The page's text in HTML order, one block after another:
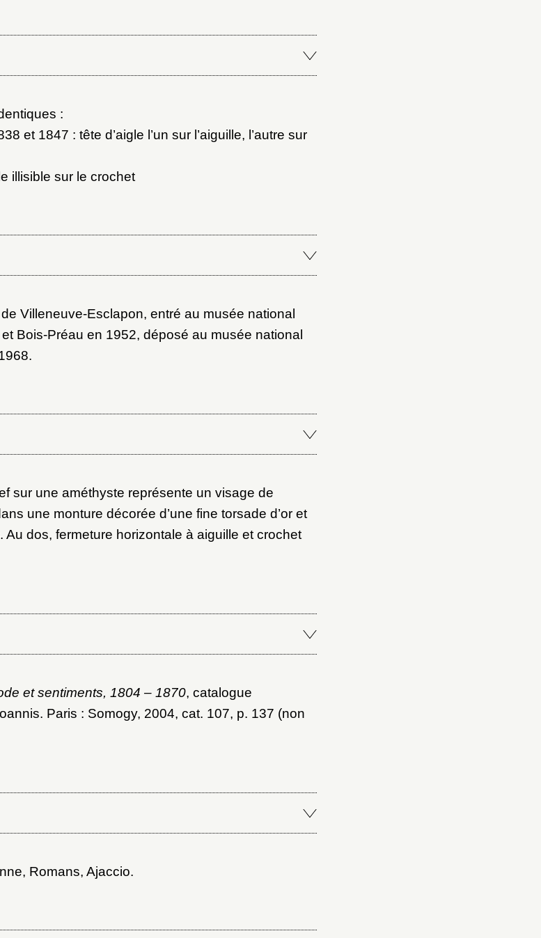
:
et 1847 : tête d’aigle l’un sur l’aiguille, l’autre sur
illisible sur le crochet
Villeneuve-Esclapon, entré au musée national
Bois-Préau en 1952, déposé au musée national
sur une améthyste représente un visage de
une monture décorée d’une fine torsade d’or et
Au dos, fermeture horizontale à aiguille et crochet
et sentiments, 1804 – 1870, catalogue
Paris : Somogy, 2004, cat. 107, p. 137 (non
Romans, Ajaccio.
Vous n'êtes pas encore inscrit ?
Vous avez oublié votre mot de passe ?Cliquez ici